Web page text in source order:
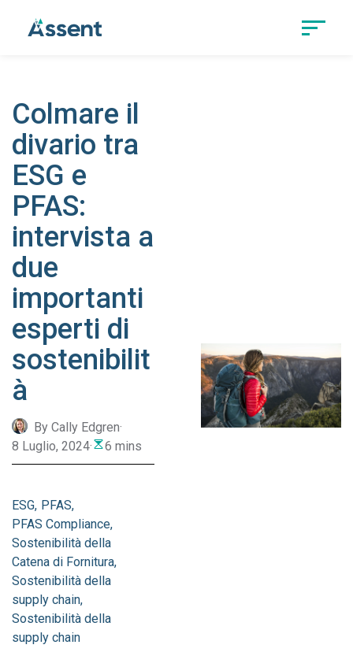
Colmare il
divario tra
ESG e
PFAS:
intervista a
due
importanti
esperti di
sostenibilit
à
By Cally Edgren·
8 Luglio, 2024· 6 mins
ESG PFAS
PFAS Compliance
Sostenibilità della
Catena di Fornitura
Sostenibilità della
supply chain
Sostenibilità della
supply chain